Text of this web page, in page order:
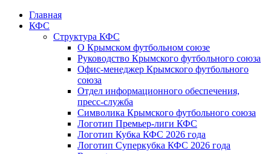
Главная
КФС
Структура КФС
О Крымском футбольном союзе
Руководство Крымского футбольного союза
Офис-менеджер Крымского футбольного
союза
Отдел информационного обеспечения,
пресс-служба
Символика Крымского футбольного союза
Логотип Премьер-лиги КФС
Логотип Кубка КФС 2026 года
Логотип Суперкубка КФС 2026 года